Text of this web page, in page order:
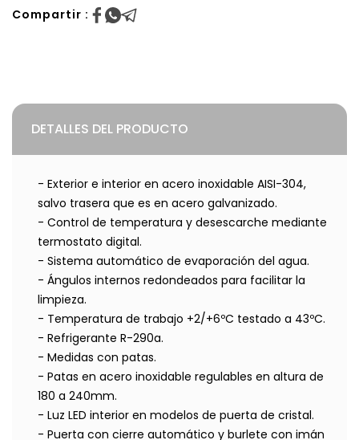
Compartir :
DETALLES DEL PRODUCTO
- Exterior e interior en acero inoxidable AISI-304,
salvo trasera que es en acero galvanizado.
- Control de temperatura y desescarche mediante
termostato digital.
- Sistema automático de evaporación del agua.
- Ángulos internos redondeados para facilitar la
limpieza.
- Temperatura de trabajo +2/+6ºC testado a 43ºC.
- Refrigerante R-290a.
- Medidas con patas.
- Patas en acero inoxidable regulables en altura de
180 a 240mm.
- Luz LED interior en modelos de puerta de cristal.
- Puerta con cierre automático y burlete con imán